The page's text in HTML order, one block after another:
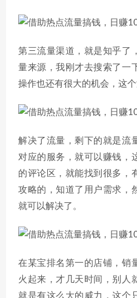
第三流量渠道，就是知乎了
量来源，我刚才去搜索了一
操作也还有很大的机会，这
解决了流量，剩下的就是流
对应的服务，就可以赚钱，
的评论区，就能找到很多，
攻略的，知道了用户需求，
就可以解决了。
在某宝排名第一的店铺，销
火起来，才几天时间，别人
就是有这么大的威力，这个